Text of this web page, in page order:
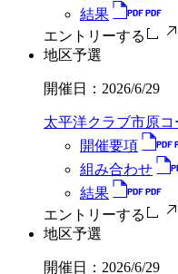
結果
エントリーする
地区予選
開催日： 2026/6/29
太平洋クラブ市原コ
開催要項
組み合わせ
結果
エントリーする
地区予選
開催日： 2026/6/29